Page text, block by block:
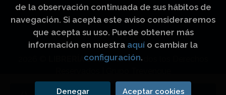
LIBRERÍA LUZ Y VIDA. Todos los Derechos
de la observación continuada de sus hábitos de
navegación. Si acepta este aviso consideraremos
que acepta su uso. Puede obtener más
información en nuestra aquí o cambiar la
configuración.
Denegar Aceptar cookies